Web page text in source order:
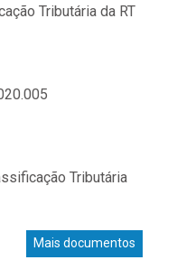
Tributária da RT
Tributária
Mais documentos